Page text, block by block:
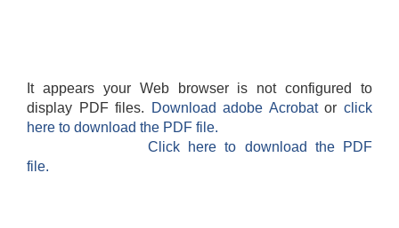
It appears your Web browser is not configured to
display PDF files.
Download adobe Acrobatorclick
here to download the PDF file.
Click here to download the PDF
file.